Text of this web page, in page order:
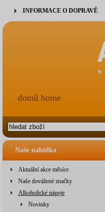
Naše nabídka
Aktuální akce měsíce
Naše dovážené značky
Alkoholické nápoje
Novinky
INFORMACE O DOPRAVĚ
domů home